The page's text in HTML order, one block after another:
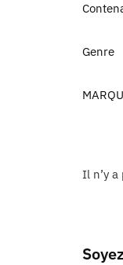
Genre
Il n’y a